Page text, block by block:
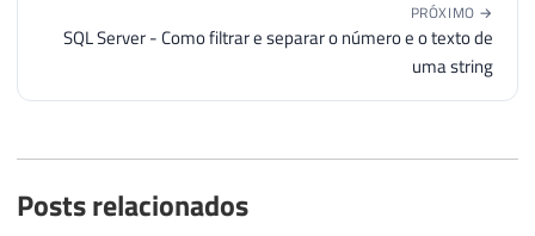
PRÓXIMO →
SQL Server - Como filtrar e separar o número e o texto de
uma string
Posts relacionados